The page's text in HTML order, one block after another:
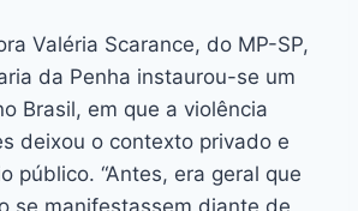
Valéria Scarance, do MP-SP,
da Penha instaurou-se um
Brasil, em que a violência
deixou o contexto privado e
público. “Antes, era geral que
se manifestassem diante de